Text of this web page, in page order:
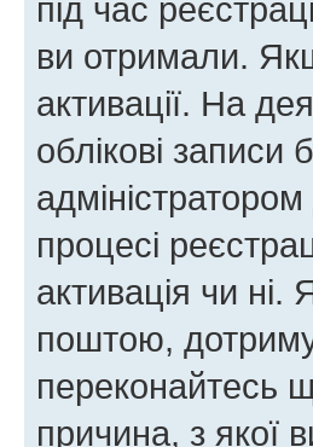
під час
ви отримали.
активації. На
облікові записи
процесі
активація чи
поштою,
переконайтесь
причина, з якої